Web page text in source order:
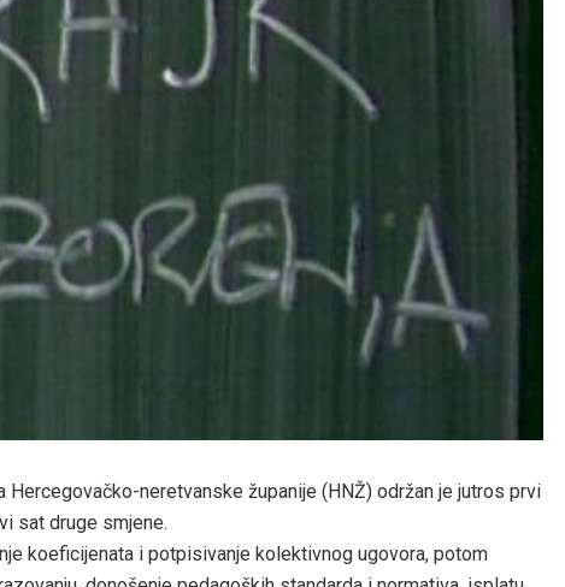
neretvanske županije (HNŽ) održan je jutros prvi
sat druge smjene.
koeficijenata i potpisivanje kolektivnog ugovora, potom